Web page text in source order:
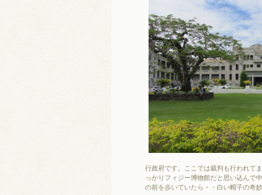
行政府です。ここでは裁判も行われて
っかりフィジー博物館だと思い込んで
の前を歩いていたら・・白い帽子の奇